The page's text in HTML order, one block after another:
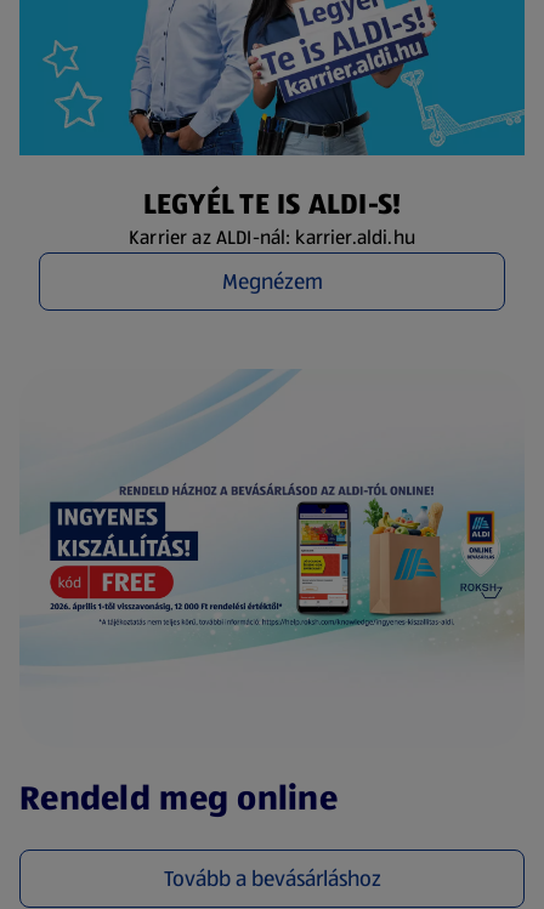
LEGYÉL TE IS ALDI-S!
Karrier az ALDI-nál: karrier.aldi.hu
Megnézem
Rendeld meg online
Tovább a bevásárláshoz
(új oldalon nyílik meg)